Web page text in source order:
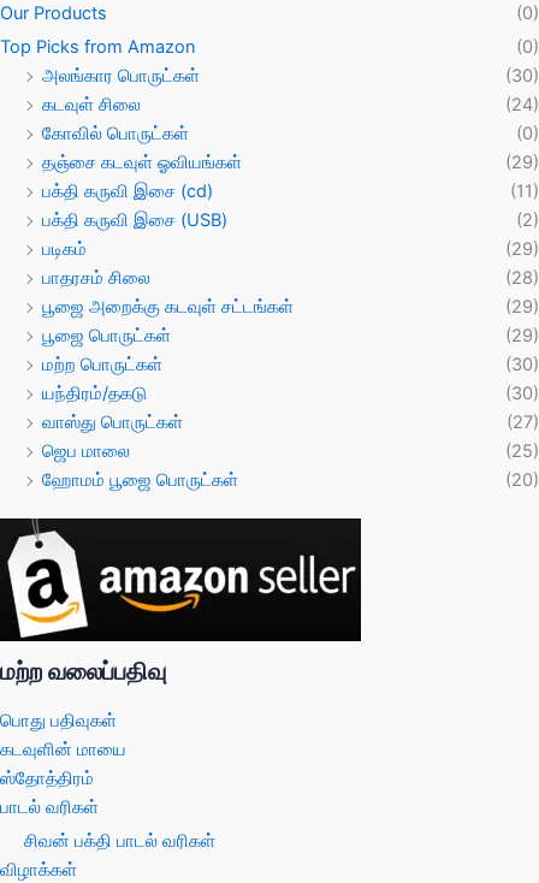
Our Products
(0)
Top Picks from Amazon
(0)
அலங்கார பொருட்கள்
(30)
கடவுள் சிலை
(24)
கோவில் பொருட்கள்
(0)
தஞ்சை கடவுள் ஓவியங்கள்
(29)
பக்தி கருவி இசை (cd)
(11)
பக்தி கருவி இசை (USB)
(2)
படிகம்
(29)
பாதரசம் சிலை
(28)
பூஜை அறைக்கு கடவுள் சட்டங்கள்
(29)
பூஜை பொருட்கள்
(29)
மற்ற பொருட்கள்
(30)
யந்திரம்/தகடு
(30)
வாஸ்து பொருட்கள்
(27)
ஜெப மாலை
(25)
ஹோமம் பூஜை பொருட்கள்
(20)
மற்ற வலைப்பதிவு
பொது பதிவுகள்
கடவுளின் மாயை
ஸ்தோத்திரம்
பாடல் வரிகள்
சிவன் பக்தி பாடல் வரிகள்
விழாக்கள்